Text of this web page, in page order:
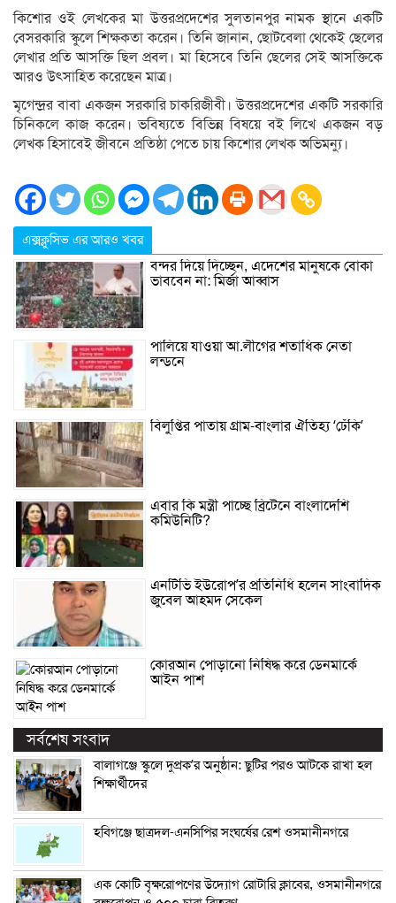
কিশোর ওই লেখকের মা উত্তরপ্রদেশের সুলতানপুর নামক স্থানে একটি
বেসরকারি স্কুলে শিক্ষকতা করেন। তিনি জানান, ছোটবেলা থেকেই ছেলের
লেখার প্রতি আসক্তি ছিল প্রবল। মা হিসেবে তিনি ছেলের সেই আসক্তিকে
আরও উৎসাহিত করেছেন মাত্র।
মৃগেন্দ্রর বাবা একজন সরকারি চাকরিজীবী। উত্তরপ্রদেশের একটি সরকারি
চিনিকলে কাজ করেন। ভবিষ্যতে বিভিন্ন বিষয়ে বই লিখে একজন বড়
লেখক হিসাবেই জীবনে প্রতিষ্ঠা পেতে চায় কিশোর লেখক অভিমন্যু।
এক্সক্লুসিভ এর আরও খবর
বন্দর দিয়ে দিচ্ছেন, এদেশের মানুষকে বোকা
ভাববেন না: মির্জা আব্বাস
পালিয়ে যাওয়া আ.লীগের শতাধিক নেতা
লন্ডনে
বিলুপ্তির পাতায় গ্রাম-বাংলার ঐতিহ্য ‘ঢেঁকি’
এবার কি মন্ত্রী পাচ্ছে ব্রিটেনে বাংলাদেশি
কমিউনিটি?
এনটিভি ইউরোপ’র প্রতিনিধি হলেন সাংবাদিক
জুবেল আহমদ সেকেল
কোরআন পোড়ানো নিষিদ্ধ করে ডেনমার্কে
আইন পাশ
সর্বশেষ সংবাদ
বালাগঞ্জে স্কুলে দুপ্রক’র অনুষ্ঠান: ছুটির পরও আটকে রাখা হল
শিক্ষার্থীদের
হবিগঞ্জে ছাত্রদল-এনসিপির সংঘর্ষের রেশ ওসমানীনগরে
এক কোটি বৃক্ষরোপণের উদ্যোগ রোটারি ক্লাবের, ওসমানীনগরে